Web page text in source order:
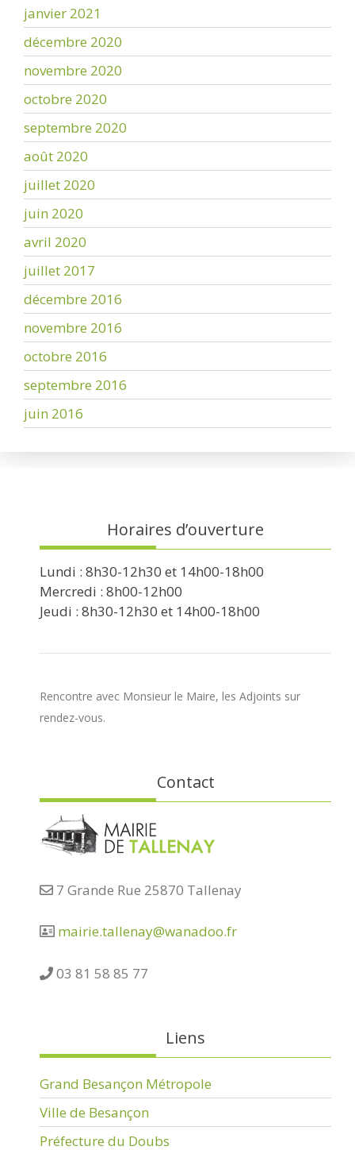
janvier 2021
décembre 2020
novembre 2020
octobre 2020
septembre 2020
août 2020
juillet 2020
juin 2020
avril 2020
juillet 2017
décembre 2016
novembre 2016
octobre 2016
septembre 2016
juin 2016
Horaires d’ouverture
Lundi : 8h30-12h30 et 14h00-18h00
Mercredi : 8h00-12h00
Jeudi : 8h30-12h30 et 14h00-18h00
Rencontre avec Monsieur le Maire, les Adjoints sur
rendez-vous.
Contact
7 Grande Rue 25870 Tallenay
mairie.tallenay@wanadoo.fr
03 81 58 85 77
Liens
Grand Besançon Métropole
Ville de Besançon
Préfecture du Doubs